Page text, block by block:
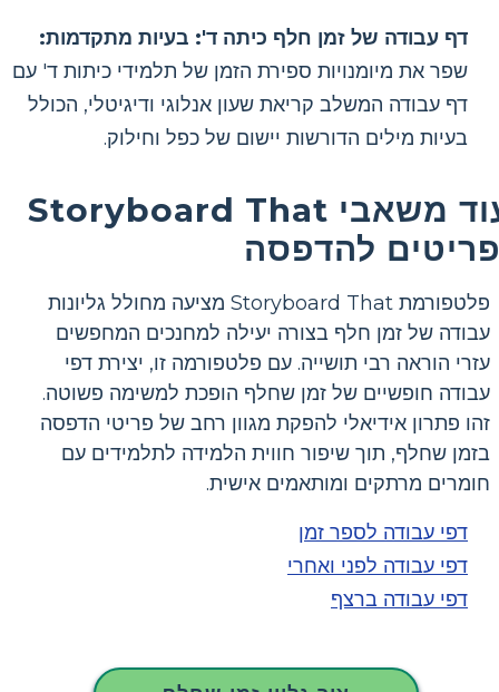
דף עבודה של זמן חלף כיתה ד': בעיות מתקדמות:
שפר את מיומנויות ספירת הזמן של תלמידי כיתות ד' עם
דף עבודה המשלב קריאת שעון אנלוגי ודיגיטלי, הכולל
בעיות מילים הדורשות יישום של כפל וחילוק.
עוד משאבי Storyboard That
להדפסה
פלטפורמת Storyboard That מציעה מחולל גליונות
עבודה של זמן חלף בצורה יעילה למחנכים המחפשים
עזרי הוראה רבי תושייה. עם פלטפורמה זו, יצירת דפי
עבודה חופשיים של זמן שחלף הופכת למשימה פשוטה.
זהו פתרון אידיאלי להפקת מגוון רחב של פריטי הדפסה
בזמן שחלף, תוך שיפור חווית הלמידה לתלמידים עם
חומרים מרתקים ומותאמים אישית.
דפי עבודה לספר זמן
דפי עבודה לפני ואחרי
דפי עבודה ברצף